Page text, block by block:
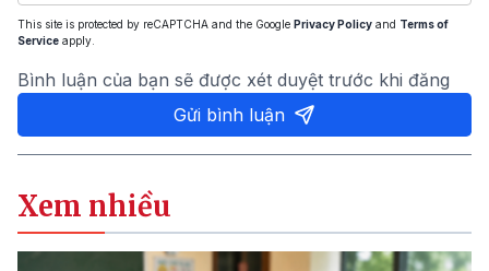
This site is protected by reCAPTCHA and the Google Privacy Policy and Terms of
Service apply.
Bình luận của bạn sẽ được xét duyệt trước khi đăng
Gửi bình luận
Xem nhiều